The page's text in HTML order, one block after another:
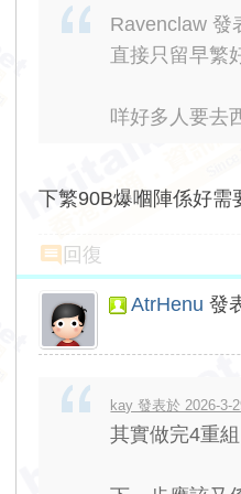
Ravenclaw 發
直接只留早繁
咩好多人要去
下繁90B爆嗰陣係好需
回復
AtrHenu 發
kay 發表於 2026-3-
其實做完4重組